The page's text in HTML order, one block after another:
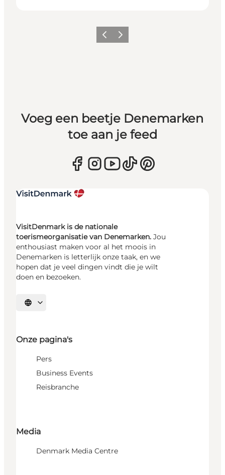
Vorige Volgende
Voeg een beetje Denemarken
toe aan je feed
VisitDenmark is de nationale
toerismeorganisatie van Denemarken. Jou
enthousiast maken voor al het moois in
Denemarken is letterlijk onze taak, en we
hopen dat je veel dingen vindt die je wilt
doen en bezoeken.
Selecteer taal
Onze pagina's
Pers
Business Events
Reisbranche
Media
Denmark Media Centre